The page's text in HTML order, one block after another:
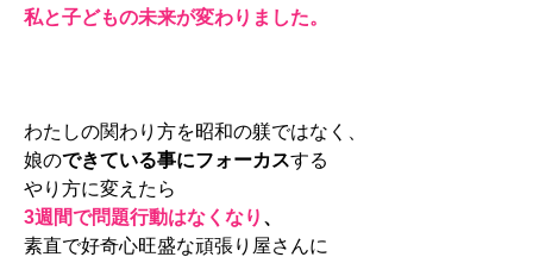
私と子どもの未来が変わりました。
わたしの関わり方を昭和の躾ではなく、
娘のできている事にフォーカスする
やり方に変えたら
3週間で問題行動はなくなり 、
素直で好奇心旺盛な頑張り屋さんに